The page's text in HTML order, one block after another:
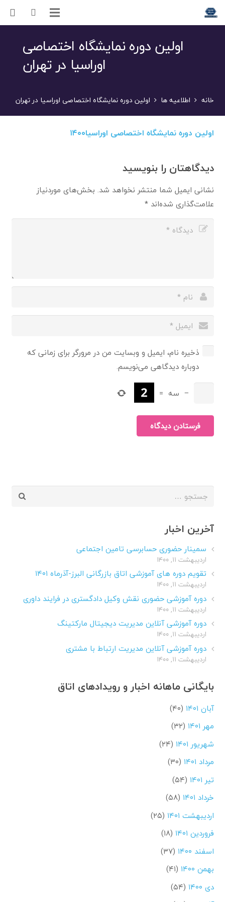
اولین دوره نمایشگاه اختصاصی
اوراسیا در تهران
خانه اطلاعیه ها اولین دوره نمایشگاه اختصاصی اوراسیا در تهران
اولین دوره نمایشگاه اختصاصی اوراسیا۱۴۰۰
دیدگاهتان را بنویسید
نشانی ایمیل شما منتشر نخواهد شد. بخش‌های موردنیاز
علامت‌گذاری شده‌اند*
ذخیره نام، ایمیل و وبسایت من در مرورگر برای زمانی که
دوباره دیدگاهی می‌نویسم.
− سه =
فرستادن دیدگاه
جستجو
آخرین اخبار
سمینار حضوری حسابرسی تامین اجتماعی
اردیبهشت ۱۱, ۱۴۰۰
تقویم دوره های آموزشی اتاق بازرگانی البرز-آذرماه ۱۴۰۱
اردیبهشت ۱۱, ۱۴۰۰
دوره آموزشی حضوری نقش وکیل دادگستری در فرایند داوری
اردیبهشت ۱۱, ۱۴۰۰
دوره آموزشی آنلاین مدیریت دیجیتال مارکتینگ
اردیبهشت ۱۱, ۱۴۰۰
دوره آموزشی آنلاین مدیریت ارتباط با مشتری
اردیبهشت ۱۱, ۱۴۰۰
بایگانی ماهانه اخبار و رویدادهای اتاق
آبان ۱۴۰۱
(۴۰)
مهر ۱۴۰۱
(۳۲)
شهریور ۱۴۰۱
(۲۴)
مرداد ۱۴۰۱
(۳۰)
تیر ۱۴۰۱
(۵۴)
خرداد ۱۴۰۱
(۵۸)
اردیبهشت ۱۴۰۱
(۲۵)
فروردین ۱۴۰۱
(۱۸)
اسفند ۱۴۰۰
(۳۷)
بهمن ۱۴۰۰
(۴۱)
دی ۱۴۰۰
(۵۴)